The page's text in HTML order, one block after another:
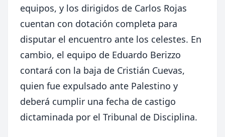
equipos, y los dirigidos de Carlos Rojas
cuentan con dotación completa para
disputar el encuentro ante los celestes. En
cambio, el equipo de Eduardo Berizzo
contará con la baja de Cristián Cuevas,
quien fue expulsado ante Palestino y
deberá cumplir una fecha de castigo
dictaminada por el Tribunal de Disciplina.